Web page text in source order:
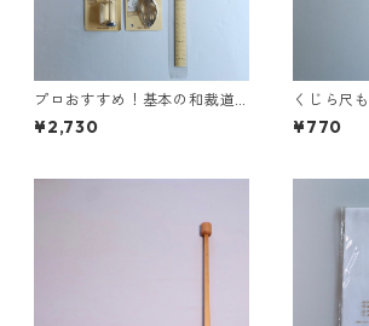
プロおすすめ！基本の和裁道
具セット
¥2,730
くじら尺
尺
¥770